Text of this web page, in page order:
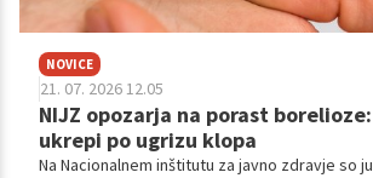
NOVICE
21. 07. 2026 12.05
NIJZ opozarja na porast
ukrepi po ugrizu klopa
Na Nacionalnem inštitutu za javno zdravje so